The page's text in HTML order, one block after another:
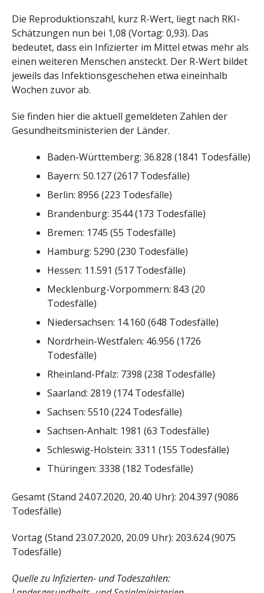
Die Reproduktionszahl, kurz R-Wert, liegt nach RKI-
Schätzungen nun bei 1,08 (Vortag: 0,93). Das
bedeutet, dass ein Infizierter im Mittel etwas mehr als
einen weiteren Menschen ansteckt. Der R-Wert bildet
jeweils das Infektionsgeschehen etwa eineinhalb
Wochen zuvor ab.
Sie finden hier die aktuell gemeldeten Zahlen der
Gesundheitsministerien der Länder.
Baden-Württemberg: 36.828 (1841 Todesfälle)
Bayern: 50.127 (2617 Todesfälle)
Berlin: 8956 (223 Todesfälle)
Brandenburg: 3544 (173 Todesfälle)
Bremen: 1745 (55 Todesfälle)
Hamburg: 5290 (230 Todesfälle)
Hessen: 11.591 (517 Todesfälle)
Mecklenburg-Vorpommern: 843 (20
Todesfälle)
Niedersachsen: 14.160 (648 Todesfälle)
Nordrhein-Westfalen: 46.956 (1726
Todesfälle)
Rheinland-Pfalz: 7398 (238 Todesfälle)
Saarland: 2819 (174 Todesfälle)
Sachsen: 5510 (224 Todesfälle)
Sachsen-Anhalt: 1981 (63 Todesfälle)
Schleswig-Holstein: 3311 (155 Todesfälle)
Thüringen: 3338 (182 Todesfälle)
Gesamt (Stand 24.07.2020, 20.40 Uhr): 204.397 (9086
Todesfälle)
Vortag (Stand 23.07.2020, 20.09 Uhr): 203.624 (9075
Todesfälle)
Quelle zu Infizierten- und Todeszahlen: